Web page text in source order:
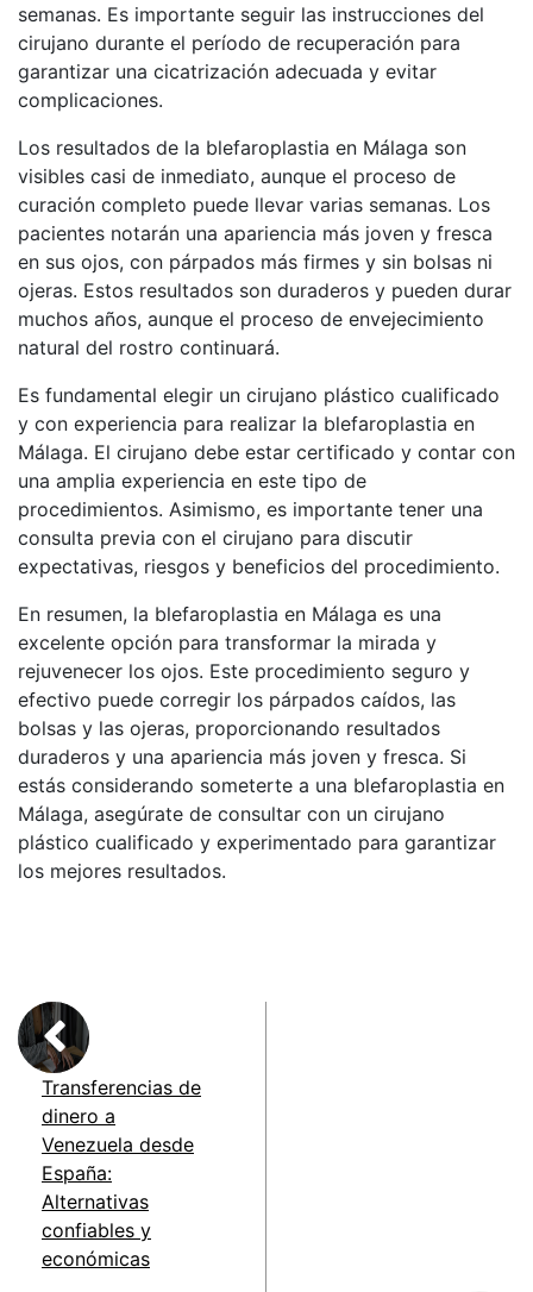
semanas. Es importante seguir las instrucciones del
cirujano durante el período de recuperación para
garantizar una cicatrización adecuada y evitar
complicaciones.
Los resultados de la blefaroplastia en Málaga son
visibles casi de inmediato, aunque el proceso de
curación completo puede llevar varias semanas. Los
pacientes notarán una apariencia más joven y fresca
en sus ojos, con párpados más firmes y sin bolsas ni
ojeras. Estos resultados son duraderos y pueden durar
muchos años, aunque el proceso de envejecimiento
natural del rostro continuará.
Es fundamental elegir un cirujano plástico cualificado
y con experiencia para realizar la blefaroplastia en
Málaga. El cirujano debe estar certificado y contar con
una amplia experiencia en este tipo de
procedimientos. Asimismo, es importante tener una
consulta previa con el cirujano para discutir
expectativas, riesgos y beneficios del procedimiento.
En resumen, la blefaroplastia en Málaga es una
excelente opción para transformar la mirada y
rejuvenecer los ojos. Este procedimiento seguro y
efectivo puede corregir los párpados caídos, las
bolsas y las ojeras, proporcionando resultados
duraderos y una apariencia más joven y fresca. Si
estás considerando someterte a una blefaroplastia en
Málaga, asegúrate de consultar con un cirujano
plástico cualificado y experimentado para garantizar
los mejores resultados.
Transferencias de
dinero a
Venezuela desde
España:
Alternativas
confiables y
económicas